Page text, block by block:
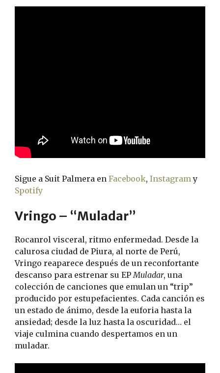
Sigue a Suit Palmera en Facebook, Instagramy
Spotify
Vringo – “Muladar”
Rocanrol visceral, ritmo enfermedad. Desde la
calurosa ciudad de Piura, al norte de Perú,
Vringo reaparece después de un reconfortante
descanso para estrenar su EPMuladar, una
colección de canciones que emulan un “trip”
producido por estupefacientes. Cada canción es
un estado de ánimo, desde la euforia hasta la
ansiedad; desde la luz hasta la oscuridad… el
viaje culmina cuando despertamos en un
muladar.